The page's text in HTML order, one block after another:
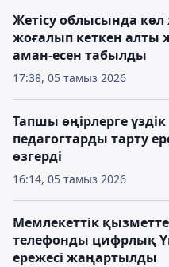
17:38, 05 тамыз 2026
Жетісу облысында
жоғалып кеткен алты
аман-есен табылды
16:14, 05 тамыз 2026
Тапшы өңірлерге үздік
педагогтарды тарту
өзгерді
Мемлекеттік
телефонды цифрлық
ережесі жаңартылды